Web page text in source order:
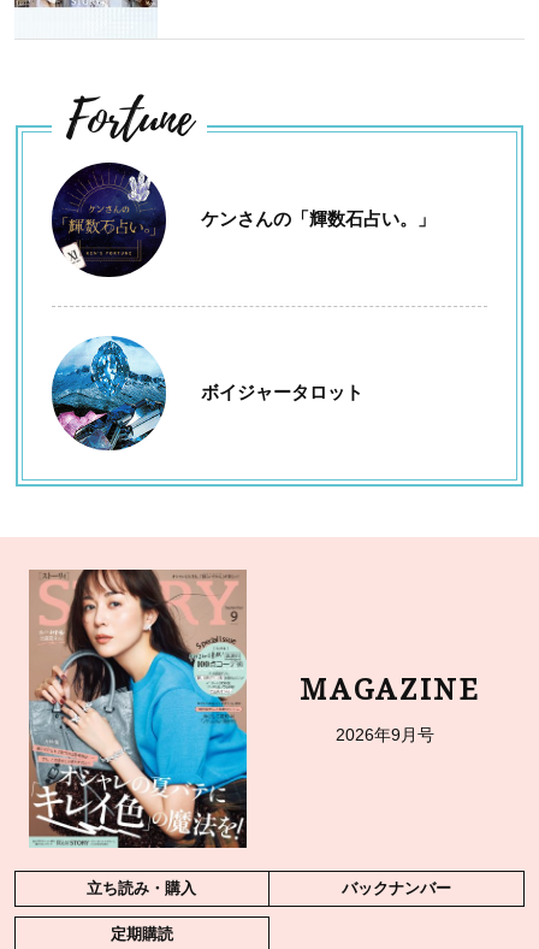
Fortune
ケンさんの「輝数石占い。」
ボイジャータロット
MAGAZINE
2026年9月号
立ち読み・購入 バックナンバー
定期購読